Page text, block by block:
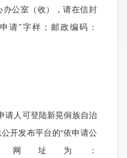
公室（收），请在信封
请”字样；邮政编码：
请人可登陆新晃侗族自治
开发布平台的“依申请公
址为：